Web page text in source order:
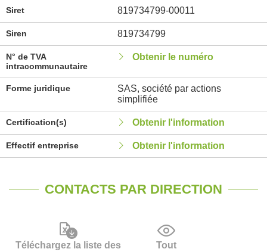
Siret 819734799-00011
Siren 819734799
N° de TVA
intracommunautaire
Obtenir le numéro
Forme juridique
SAS, société par actions
simplifiée
Certification(s) Obtenir l'information
Effectif entreprise Obtenir l'information
CONTACTS PAR DIRECTION
Téléchargez la liste des
Tout